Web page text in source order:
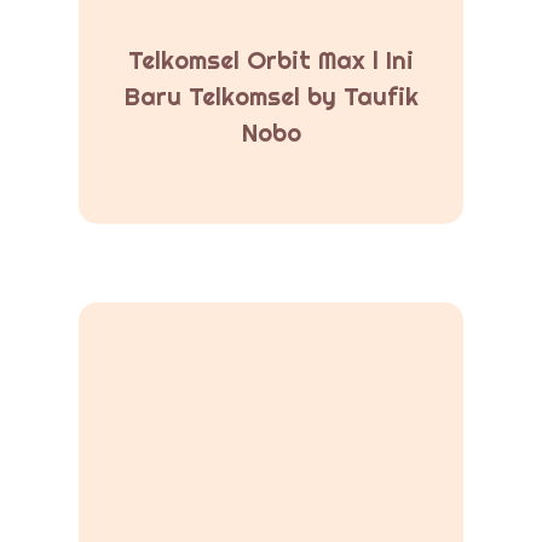
Telkomsel Orbit Max l Ini
Baru Telkomsel by Taufik
Nobo